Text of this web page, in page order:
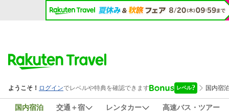
国内宿泊 交通＋宿 レンタカー 高速バス・ツアー